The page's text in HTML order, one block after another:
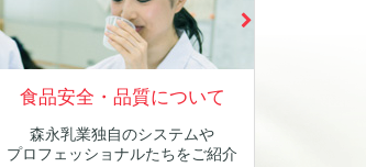
食品安全・品質について
森永乳業独自のシステムや
プロフェッショナルたちをご紹介